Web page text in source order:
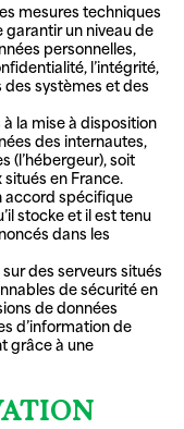
mesures techniques
un niveau de
personnelles,
l’intégrité,
systèmes et des
la mise à disposition
des internautes,
(l’hébergeur), soit
en France.
accord spécifique
stocke et il est tenu
dans les
des serveurs situés
de sécurité en
de données
d’information de
grâce à une